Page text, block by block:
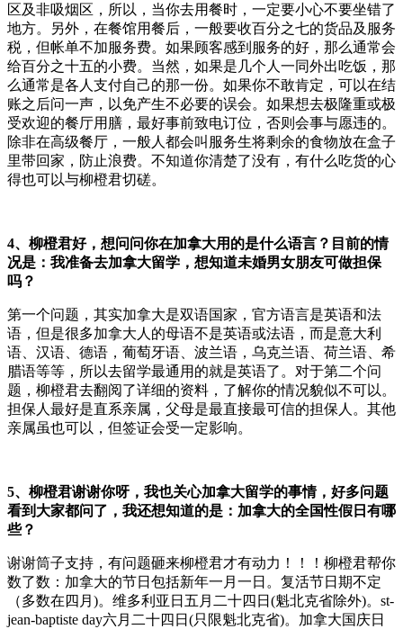
区及非吸烟区，所以，当你去用餐时，一定要小心不要坐错了
地方。另外，在餐馆用餐后，一般要收百分之七的货品及服务
税，但帐单不加服务费。如果顾客感到服务的好，那么通常会
给百分之十五的小费。当然，如果是几个人一同外出吃饭，那
么通常是各人支付自己的那一份。如果你不敢肯定，可以在结
账之后问一声，以免产生不必要的误会。如果想去极隆重或极
受欢迎的餐厅用膳，最好事前致电订位，否则会事与愿违的。
除非在高级餐厅，一般人都会叫服务生将剩余的食物放在盒子
里带回家，防止浪费。不知道你清楚了没有，有什么吃货的心
得也可以与柳橙君切磋。
4、柳橙君好，想问问你在加拿大用的是什么语言？目前的情
况是：我准备去加拿大留学，想知道未婚男女朋友可做担保
吗？
第一个问题，其实加拿大是双语国家，官方语言是英语和法
语，但是很多加拿大人的母语不是英语或法语，而是意大利
语、汉语、德语，葡萄牙语、波兰语，乌克兰语、荷兰语、希
腊语等等，所以去留学最通用的就是英语了。对于第二个问
题，柳橙君去翻阅了详细的资料，了解你的情况貌似不可以。
担保人最好是直系亲属，父母是最直接最可信的担保人。其他
亲属虽也可以，但签证会受一定影响。
5、柳橙君谢谢你呀，我也关心加拿大留学的事情，好多问题
看到大家都问了，我还想知道的是：加拿大的全国性假日有哪
些？
谢谢筒子支持，有问题砸来柳橙君才有动力！！！柳橙君帮你
数了数：加拿大的节日包括新年一月一日。复活节日期不定
（多数在四月)。维多利亚日五月二十四日(魁北克省除外)。st-
jean-baptiste day六月二十四日(只限魁北克省)。加拿大国庆日